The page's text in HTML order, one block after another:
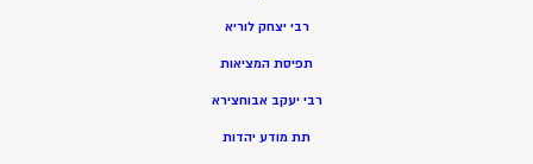
רבי יצחק לוריא
תפיסת המציאות
רבי יעקב אבוחצירא
תת מודע יהדות